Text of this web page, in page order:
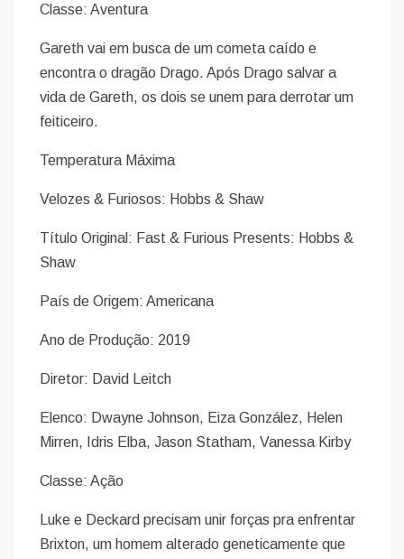
Classe: Aventura
Gareth vai em busca de um cometa caído e
encontra o dragão Drago. Após Drago salvar a
vida de Gareth, os dois se unem para derrotar um
feiticeiro.
Temperatura Máxima
Velozes & Furiosos: Hobbs & Shaw
Título Original: Fast & Furious Presents: Hobbs &
Shaw
País de Origem: Americana
Ano de Produção: 2019
Diretor: David Leitch
Elenco: Dwayne Johnson, Eiza González, Helen
Mirren, Idris Elba, Jason Statham, Vanessa Kirby
Classe: Ação
Luke e Deckard precisam unir forças pra enfrentar
Brixton, um homem alterado geneticamente que